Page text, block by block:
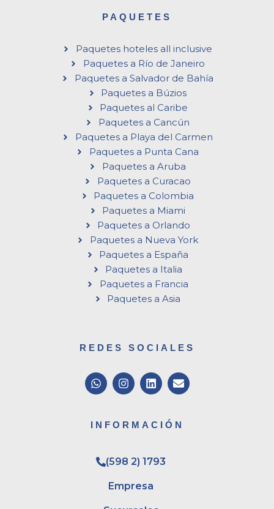
PAQUETES
Paquetes hoteles all inclusive
Paquetes a Río de Janeiro
Paquetes a Salvador de Bahía
Paquetes a Búzios
Paquetes al Caribe
Paquetes a Cancún
Paquetes a Playa del Carmen
Paquetes a Punta Cana
Paquetes a Aruba
Paquetes a Curacao
Paquetes a Colombia
Paquetes a Miami
Paquetes a Orlando
Paquetes a Nueva York
Paquetes a España
Paquetes a Italia
Paquetes a Francia
Paquetes a Asia
REDES SOCIALES
W
h
s
a
p
I
n
a
g
a
m
L
i
e
d
n
E
n
l
o
INFORMACIÓN
(598 2) 1793
Empresa